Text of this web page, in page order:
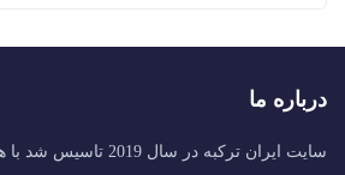
درباره ما
سایت ایران ترکبه در